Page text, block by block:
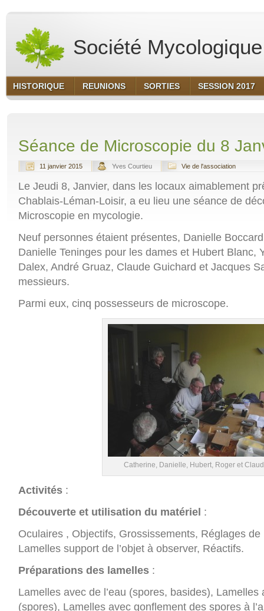
Société
HISTORIQUE REUNIONS SORTIES SESSION 2017
Séance de Microscopie du 8
11 janvier 2015 Yves Courtieu Vie de l'association
Le Jeudi 8, Janvier, dans les locaux aimablement
Chablais-Léman-Loisir, a eu lieu une séance de
Microscopie en mycologie.
Neuf personnes étaient présentes, Danielle
Danielle Teninges pour les dames et Hubert Blanc,
Dalex, André Gruaz, Claude Guichard et Jacques
messieurs.
Parmi eux, cinq possesseurs de microscope.
Catherine, Danielle, Hubert, Roger et
Activités :
Découverte et utilisation du matériel :
Oculaires , Objectifs, Grossissements, Réglages
Lamelles support de l’objet à observer, Réactifs.
Préparations des lamelles :
Lamelles avec de l’eau (spores, basides), Lamelles
(spores), Lamelles avec gonflement des spores à